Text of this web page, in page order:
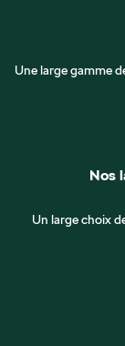
Une large gamme
Nos
Un large choix